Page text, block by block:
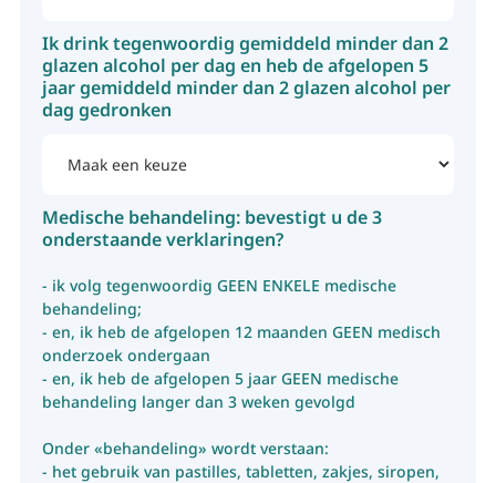
Ik drink tegenwoordig gemiddeld minder dan 2
glazen alcohol per dag en heb de afgelopen 5
jaar gemiddeld minder dan 2 glazen alcohol per
dag gedronken
Medische behandeling: bevestigt u de 3
onderstaande verklaringen?
- ik volg tegenwoordig GEEN ENKELE medische
behandeling;
- en, ik heb de afgelopen 12 maanden GEEN medisch
onderzoek ondergaan
- en, ik heb de afgelopen 5 jaar GEEN medische
behandeling langer dan 3 weken gevolgd
Onder «behandeling» wordt verstaan:
- het gebruik van pastilles, tabletten, zakjes, siropen,